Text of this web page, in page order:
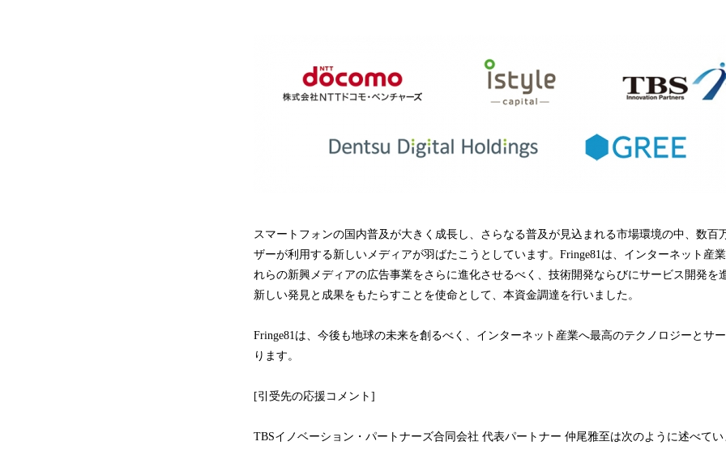
スマートフォンの国内普及が大きく成長し、さらなる普及が見込まれる市場環境の中、数百
ザーが利用する新しいメディアが羽ばたこうとしています。Fringe81は、インターネット産
れらの新興メディアの広告事業をさらに進化させるべく、技術開発ならびにサービス開発を
新しい発見と成果をもたらすことを使命として、本資金調達を行いました。
Fringe81は、今後も地球の未来を創るべく、インターネット産業へ最高のテクノロジーとサ
ります。
[引受先の応援コメント]
TBSイノベーション・パートナーズ合同会社 代表パートナー 仲尾雅至は次のように述べてい